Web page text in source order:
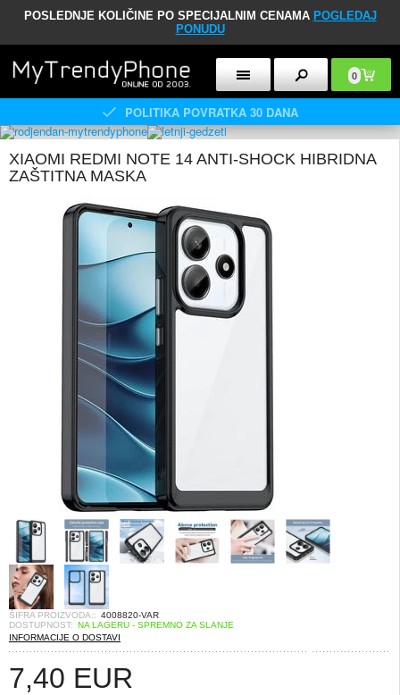
POSLEDNJE KOLIČINE PO SPECIJALNIM CENAMA POGLEDAJ
PONUDU
0
POLITIKA POVRATKA 30 DANA
XIAOMI REDMI NOTE 14 ANTI-SHOCK HIBRIDNA
ZAŠTITNA MASKA
ŠIFRA PROIZVODA:: 4008820-VAR
DOSTUPNOST: NA LAGERU - SPREMNO ZA SLANJE
INFORMACIJE O DOSTAVI
7,40 EUR